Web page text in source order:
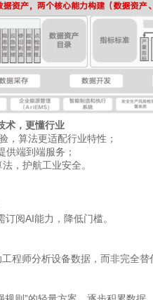
术，更懂行业
，算法更适配行业特性；
供端到端服务；
，护航工业安全。
阅AI能力，降低门槛。
程师分析设备数据，而非完全替